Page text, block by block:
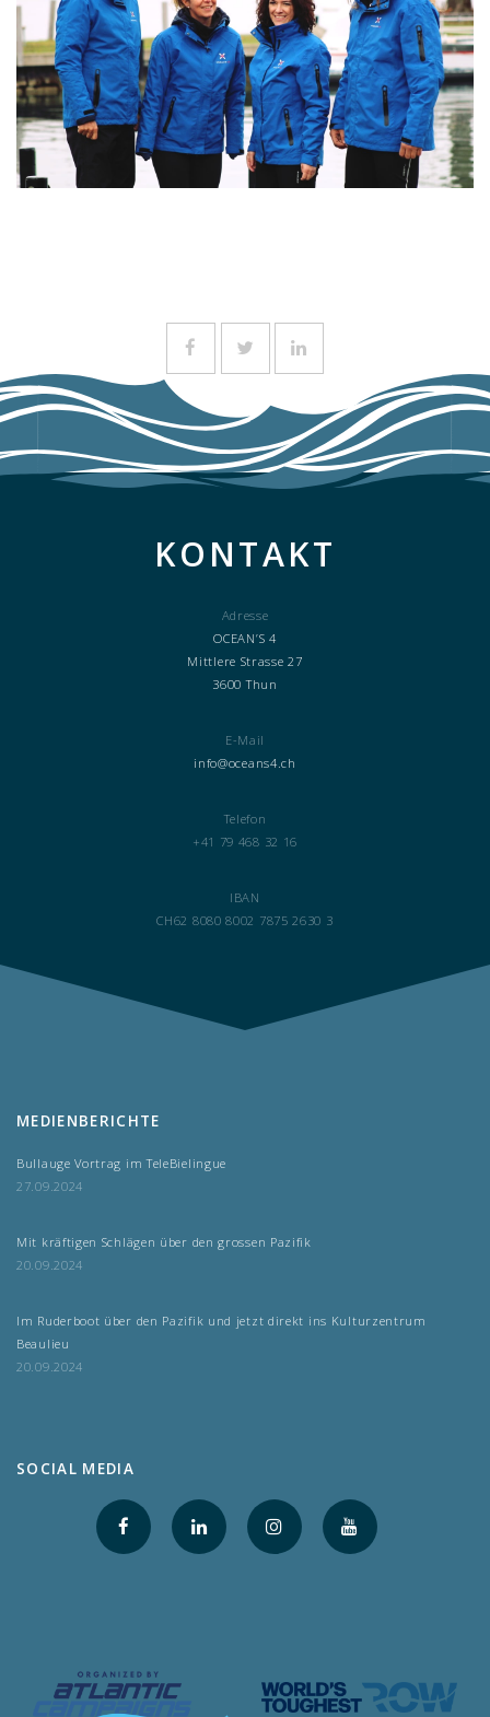
KONTAKT
Adresse
OCEAN’S 4
Mittlere Strasse 27
3600 Thun
E-Mail
info@oceans4.ch
Telefon
+41 79 468 32 16
IBAN
CH62 8080 8002 7875 2630 3
MEDIENBERICHTE
Bullauge Vortrag im TeleBielingue
27.09.2024
Mit kräftigen Schlägen über den grossen Pazifik
20.09.2024
Im Ruderboot über den Pazifik und jetzt direkt ins Kulturzentrum
Beaulieu
20.09.2024
SOCIAL MEDIA